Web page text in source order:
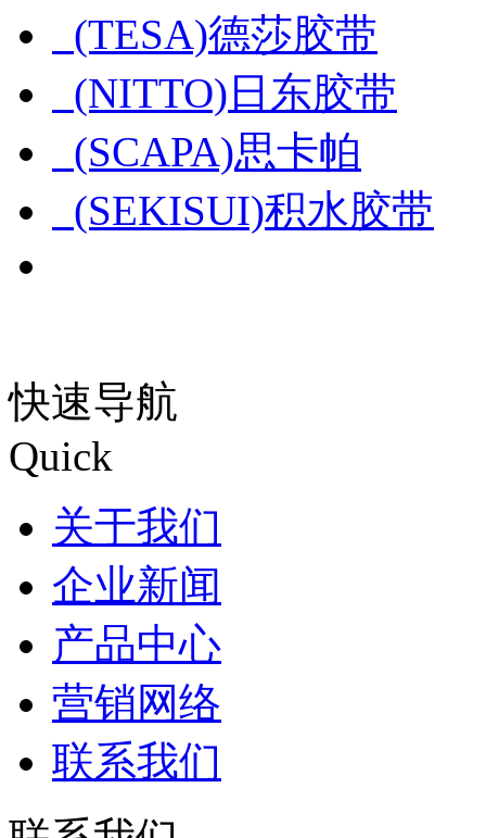
(TESA)德莎胶带
(NITTO)日东胶带
(SCAPA)思卡帕
(SEKISUI)积水胶带
快速导航
Quick
关于我们
企业新闻
产品中心
营销网络
联系我们